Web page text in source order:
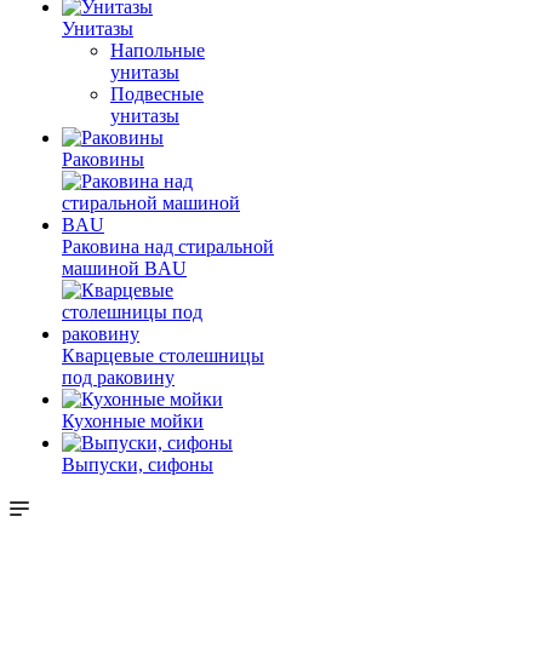
Унитазы
Напольные
унитазы
Подвесные
унитазы
Раковины
Раковина над стиральной
машиной BAU
Кварцевые столешницы
под раковину
Кухонные мойки
Выпуски, сифоны